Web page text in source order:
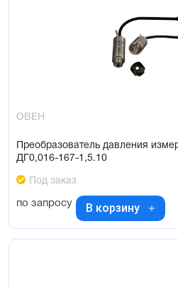
ОВЕН
Преобразователь давления
ДГ0,016-167-1,5.10
Под заказ
по запросу В корзину